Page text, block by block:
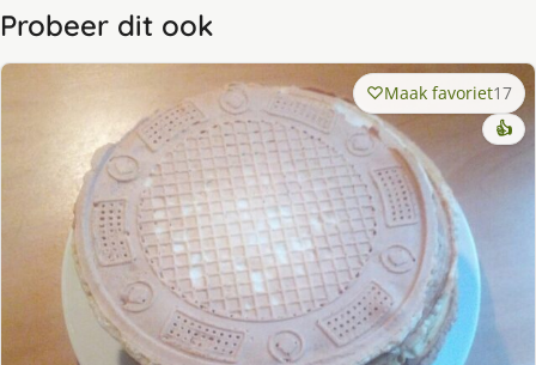
Probeer dit ook
Maak favoriet17
👍